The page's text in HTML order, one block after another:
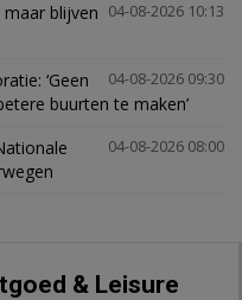
04-08-2026 10:13
blijven
04-08-2026 09:30
‘Geen
buurten te maken’
04-08-2026 08:00
& Leisure